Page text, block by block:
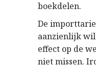
boekdelen.
De
aanzienlijk
effect op de
niet missen.